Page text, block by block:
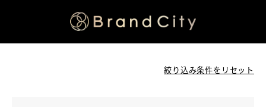
絞り込み条件をリセット